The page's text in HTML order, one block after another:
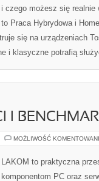
i czego możesz się realnie
to Praca Hybrydowa i
się na urządzeniach
i klasyczne potrafią
I
MOŻLIWOŚĆ
LAKOM to praktyczna
komponentom PC oraz